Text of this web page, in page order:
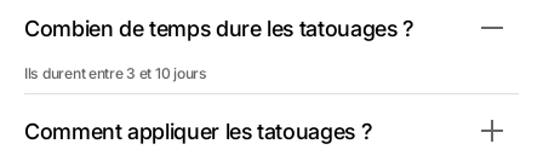
Combien de temps dure les tatouages ?
Ils durent entre 3 et 10 jours
Comment appliquer les tatouages ?